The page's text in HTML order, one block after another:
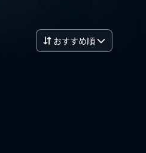
おすすめ順